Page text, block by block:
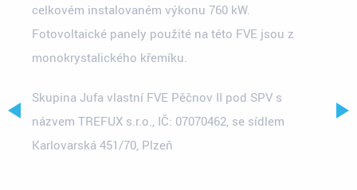
celkovém instalovaném výkonu 760 kW.
Fotovoltaické panely použité na této FVE jsou z
monokrystalického křemíku.
Skupina Jufa vlastní FVE Pěčnov II pod SPV s
názvem TREFUX s.r.o., IČ: 07070462, se sídlem
Karlovarská 451/70, Plzeň